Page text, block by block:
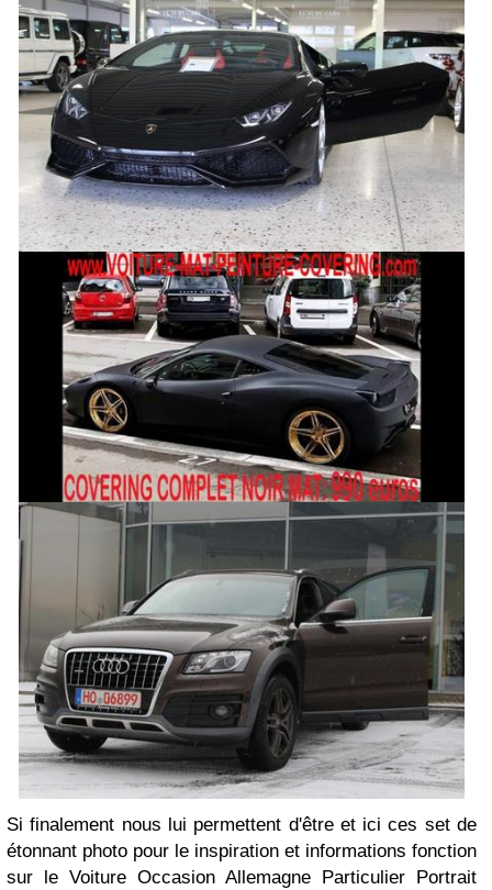
Si finalement nous lui permettent d'être et ici ces set de
étonnant photo pour le inspiration et informations fonction
sur le Voiture Occasion Allemagne Particulier Portrait